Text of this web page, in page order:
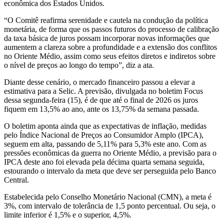
econômica dos Estados Unidos.
“O Comitê reafirma serenidade e cautela na condução da política
monetária, de forma que os passos futuros do processo de calibração
da taxa básica de juros possam incorporar novas informações que
aumentem a clareza sobre a profundidade e a extensão dos conflitos
no Oriente Médio, assim como seus efeitos diretos e indiretos sobre
o nível de preços ao longo do tempo”, diz a ata.
Diante desse cenário, o mercado financeiro passou a elevar a
estimativa para a Selic. A previsão, divulgada no boletim Focus
dessa segunda-feira (15), é de que até o final de 2026 os juros
fiquem em 13,5% ao ano, ante os 13,75% da semana passada.
O boletim aponta ainda que as expectativas de inflação, medidas
pelo Índice Nacional de Preços ao Consumidor Amplo (IPCA),
seguem em alta, passando de 5,11% para 5,3% este ano. Com as
pressões econômicas da guerra no Oriente Médio, a previsão para o
IPCA deste ano foi elevada pela décima quarta semana seguida,
estourando o intervalo da meta que deve ser perseguida pelo Banco
Central.
Estabelecida pelo Conselho Monetário Nacional (CMN), a meta é
3%, com intervalo de tolerância de 1,5 ponto percentual. Ou seja, o
limite inferior é 1,5% e o superior, 4,5%.